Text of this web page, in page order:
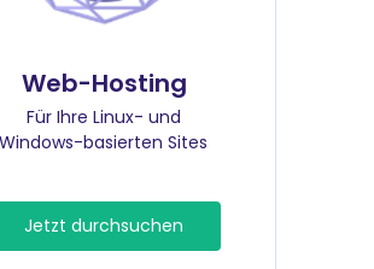
Web-Hosting
Für Ihre Linux- und
Windows-basierten Sites
Jetzt durchsuchen